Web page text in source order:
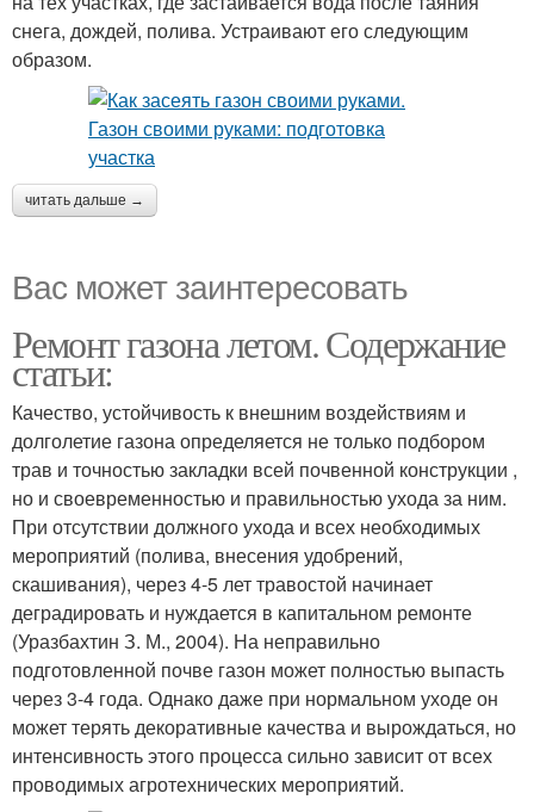
снега, дождей, полива. Устраивают его следующим
образом.
читать дальше →
Вас может заинтересовать
Ремонт газона летом. Содержание
статьи:
Качество, устойчивость к внешним воздействиям и
долголетие газона определяется не только подбором
трав и точностью закладки всей почвенной конструкции ,
но и своевременностью и правильностью ухода за ним.
При отсутствии должного ухода и всех необходимых
мероприятий (полива, внесения удобрений,
скашивания), через 4-5 лет травостой начинает
деградировать и нуждается в капитальном ремонте
(Уразбахтин З. М., 2004). На неправильно
подготовленной почве газон может полностью выпасть
через 3-4 года. Однако даже при нормальном уходе он
может терять декоративные качества и вырождаться, но
интенсивность этого процесса сильно зависит от всех
проводимых агротехнических мероприятий.